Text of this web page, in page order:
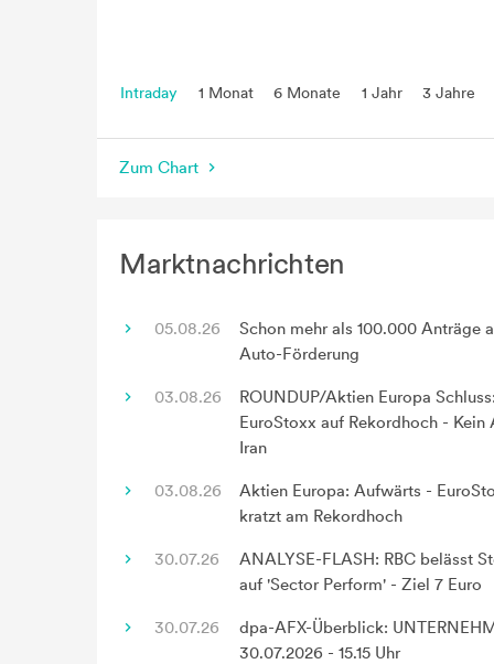
Intraday 1 Monat 6 Monate 1 Jahr 3 Jahre
Zum Chart
Marktnachrichten
05.08.26
Schon mehr als 100.000 Anträge
Auto-Förderung
03.08.26
ROUNDUP/Aktien Europa
EuroStoxx auf Rekordhoch - Kein
Iran
03.08.26
Aktien Europa: Aufwärts -
kratzt am Rekordhoch
30.07.26
ANALYSE-FLASH: RBC belässt
auf 'Sector Perform' - Ziel 7 Euro
30.07.26
dpa-AFX-Überblick:
30.07.2026 - 15.15 Uhr